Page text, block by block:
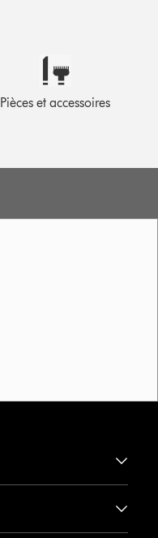
Pièces et accessoires